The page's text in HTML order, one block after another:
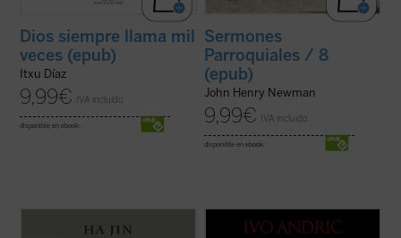
Dios siempre llama mil
veces (epub)
Itxu Díaz
9,99€ IVA incluido
disponible en ebook:
Sermones
Parroquiales / 8
(epub)
John Henry Newman
9,99€ IVA incluido
disponible en ebook:
ofrece por vez primera en español una
(ver ficha)